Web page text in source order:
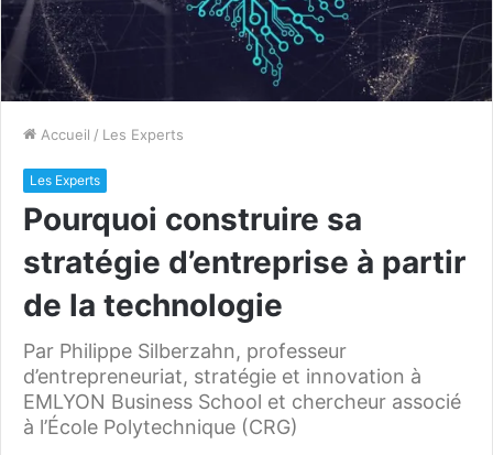
Accueil / Les Experts
Les Experts
Pourquoi construire sa
stratégie d’entreprise à partir
de la technologie
Par Philippe Silberzahn, professeur
d’entrepreneuriat, stratégie et innovation à
EMLYON Business School et chercheur associé
à l’École Polytechnique (CRG)